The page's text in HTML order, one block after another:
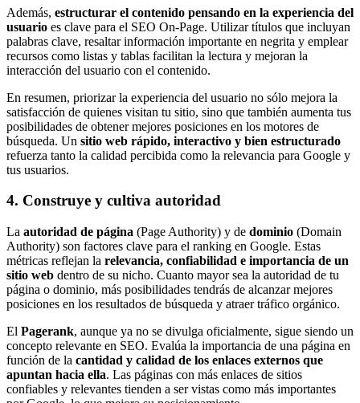
Además, estructurar el contenido pensando en la experiencia del
usuario es clave para el SEO On-Page. Utilizar títulos que incluyan
palabras clave, resaltar información importante en negrita y emplear
recursos como listas y tablas facilitan la lectura y mejoran la
interacción del usuario con el contenido.
En resumen, priorizar la experiencia del usuario no sólo mejora la
satisfacción de quienes visitan tu sitio, sino que también aumenta tus
posibilidades de obtener mejores posiciones en los motores de
búsqueda. Un sitio web rápido, interactivo y bien estructurado
refuerza tanto la calidad percibida como la relevancia para Google y
tus usuarios.
4. Construye y cultiva autoridad
La autoridad de página (Page Authority) y de dominio (Domain
Authority) son factores clave para el ranking en Google. Estas
métricas reflejan la relevancia, confiabilidad e importancia de un
sitio web dentro de su nicho. Cuanto mayor sea la autoridad de tu
página o dominio, más posibilidades tendrás de alcanzar mejores
posiciones en los resultados de búsqueda y atraer tráfico orgánico.
El Pagerank, aunque ya no se divulga oficialmente, sigue siendo un
concepto relevante en SEO. Evalúa la importancia de una página en
función de la cantidad y calidad de los enlaces externos que
apuntan hacia ella. Las páginas con más enlaces de sitios
confiables y relevantes tienden a ser vistas como más importantes